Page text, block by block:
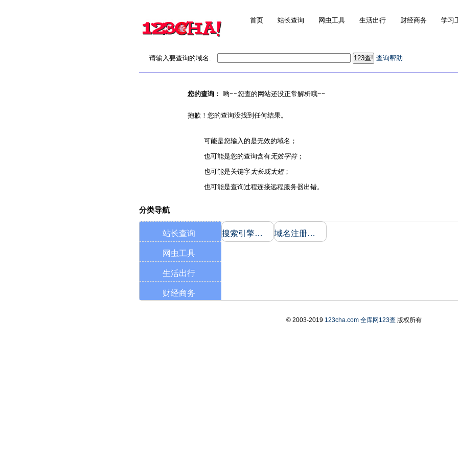
首页 站长查询 网虫工具 生活出行 财经商务 学习
请输入要查询的域名: 查询帮助
您的查询： 哟~~您查的网站还没正常解析哦~~
抱歉！您的查询没找到任何结果。
可能是您输入的是无效的域名；
也可能是您的查询含有无效字符；
也可能是关键字太长或太短；
也可能是查询过程连接远程服务器出错。
分类导航
站长查询
网虫工具
生活出行
财经商务
搜索引擎收录和反向链接 域名注册信息
© 2003-2019 123cha.com 全库网123查版权所有